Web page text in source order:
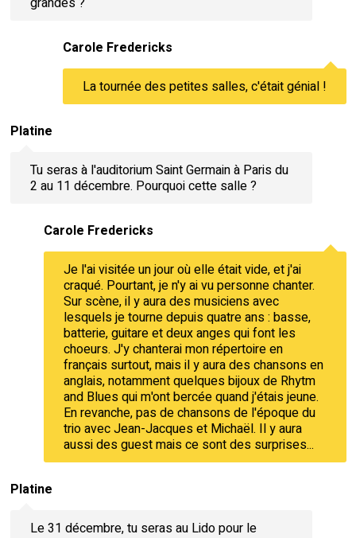
Carole Fredericks
La tournée des petites salles, c'était génial !
Platine
Tu seras à l'auditorium Saint Germain à Paris du
2 au 11 décembre. Pourquoi cette salle ?
Carole Fredericks
Je l'ai visitée un jour où elle était vide, et j'ai
craqué. Pourtant, je n'y ai vu personne chanter.
Sur scène, il y aura des musiciens avec
lesquels je tourne depuis quatre ans : basse,
batterie, guitare et deux anges qui font les
choeurs. J'y chanterai mon répertoire en
français surtout, mais il y aura des chansons en
anglais, notamment quelques bijoux de Rhytm
and Blues qui m'ont bercée quand j'étais jeune.
En revanche, pas de chansons de l'époque du
trio avec Jean-Jacques et Michaël. Il y aura
aussi des guest mais ce sont des surprises...
Platine
Le 31 décembre, tu seras au Lido pour le